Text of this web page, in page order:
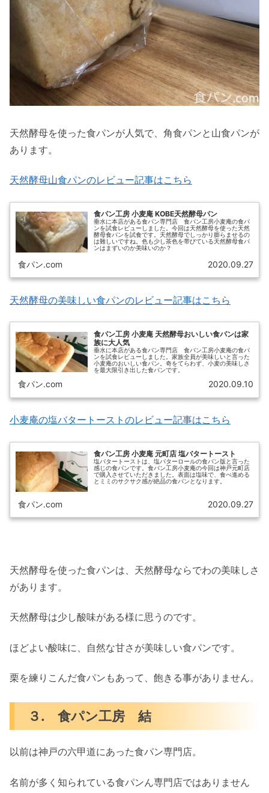
天然酵母を使った食パンが人気で、角食パンと山食パンが
あります。
天然酵母山食パンのレビュー記事はこちら
食パン工房 小麦庵 KOBE天然酵母パン
垂水に本店がある食パン専門店 食パン工房小麦庵の食パ
ンを試食レビューしました。今回は天然酵母を使った天然
酵母食パンを試食です。天然酵母でしっかり膨らませるの
は難しいですね。色も少し茶色を帯びている天然酵母食パ
ンはまずいのか美味いのか？
食パン.com 2020.09.27
天然酵母の美味しい食パンのレビュー記事はこちら
食パン工房 小麦庵 天然酵母おいしい食パンは家
族に大人気
垂水に本店がある食パン専門店 食パン工房小麦庵の食パ
ンを試食レビューしました。家族全員が美味しいと言った
小麦庵のおいしい食パン。奇をてらわず、小麦の美味しさ
を最大限引き出した食パンです。
食パン.com 2020.09.10
小麦庵の塩バタートーストのレビュー記事はこちら
食パン工房 小麦庵 元町店 塩バタートースト
塩バタートーストは、塩バターロールの食パン版と言った
感じの食パンです。食パン工房小麦庵の今回は神戸元町店
で購入させていただきました。表面は塩味で、食べ進める
とミミのサクサク感が絶品の食パンとなります。
食パン.com 2020.09.27
天然酵母を使った食パンは、天然酵母ならでわの美味しさ
があります。
天然酵母は少し酸味がある様に思うのです。
ほどよい酸味に、自然な甘さが美味しい食パンです。
栗を練りこんだ食パンもあって、飽きる事がありません。
３. 食パン工房 結
以前は神戸の六甲道にあった食パン専門店。
名前が多く知られている食パンん専門店ではありません